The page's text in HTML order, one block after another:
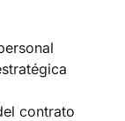
contrato